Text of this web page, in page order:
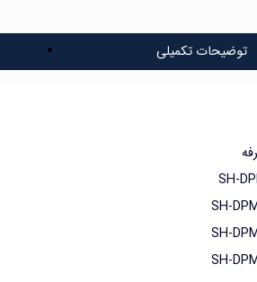
توضیحات تکمیلی
SH-
SH-
SH-
SH-